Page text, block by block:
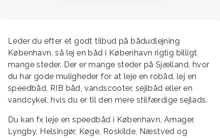
Leder du efter et godt tilbud på bådudlejning
København, så lej en båd i København rigtig billigt
mange steder. Der er mange steder på Sjælland, hvor
du har gode muligheder for at leje en robåd, lej en
speedbåd, RIB båd, vandscooter, sejlbåd eller en
vandcykel, hvis du er til den mere stilfærdige sejlads.
Du kan fx leje en speedbåd i København, Amager,
Lyngby, Helsingør, Køge, Roskilde, Næstved og